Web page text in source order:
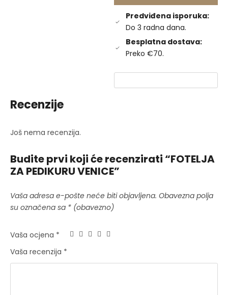
Predviđena isporuka:
Do 3 radna dana.
Besplatna dostava:
Preko €70.
Recenzije
Još nema recenzija.
Budite prvi koji će recenzirati “FOTELJA
ZA PEDIKURU VENICE”
Vaša adresa e-pošte neće biti objavljena. Obavezna polja
su označena sa * (obavezno)
Vaša ocjena *
Vaša recenzija *